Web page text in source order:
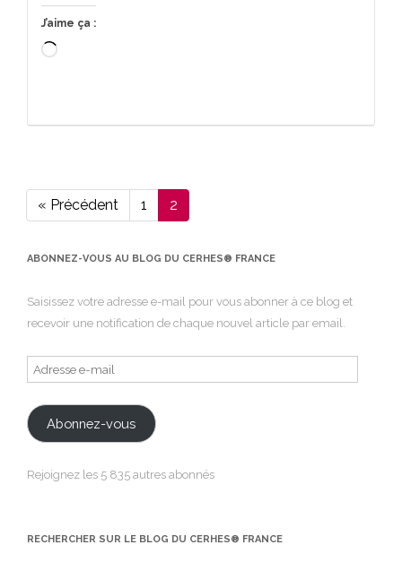
J’aime ça :
Chargement…
« Précédent Page
1 2
ABONNEZ-VOUS AU BLOG DU CERHES® FRANCE
Saisissez votre adresse e-mail pour vous abonner à ce blog et
recevoir une notification de chaque nouvel article par email.
Adresse
e-
mail
Abonnez-vous
Rejoignez les 5 835 autres abonnés
RECHERCHER SUR LE BLOG DU CERHES® FRANCE